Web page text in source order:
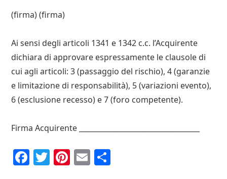
(firma) (firma)
Ai sensi degli articoli 1341 e 1342 c.c. l’Acquirente
dichiara di approvare espressamente le clausole di
cui agli articoli: 3 (passaggio del rischio), 4 (garanzie
e limitazione di responsabilità), 5 (variazioni evento),
6 (esclusione recesso) e 7 (foro competente).
Firma Acquirente __________________________________
F
T P
E